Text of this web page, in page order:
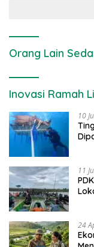
Orang Lain
Inovasi Ramah
10
11
24